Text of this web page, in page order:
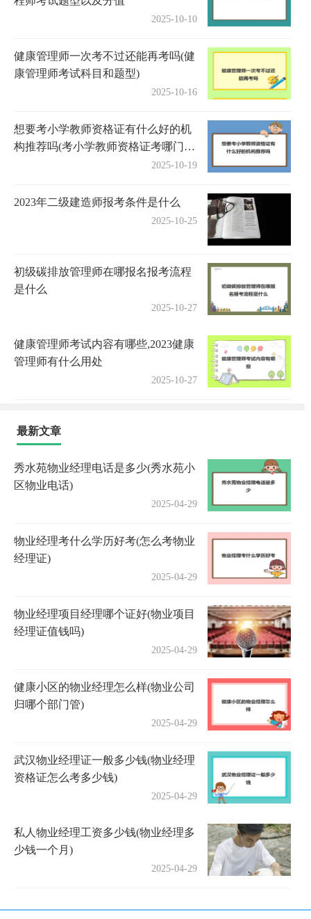
2025-10-10
健康管理师一次考不过还能再考吗(健
康管理师考试科目和题型)
2025-10-16
想要考小学教师资格证有什么好的机
构推荐吗(考小学教师资格证考哪门更
2025-10-19
2023年二级建造师报考条件是什么
2025-10-25
初级碳排放管理师在哪报名报考流程
是什么
2025-10-27
健康管理师考试内容有哪些,2023健康
管理师有什么用处
2025-10-27
最新文章
秀水苑物业经理电话是多少(秀水苑小
区物业电话)
2025-04-29
物业经理考什么学历好考(怎么考物业
经理证)
2025-04-29
物业经理项目经理哪个证好(物业项目
经理证值钱吗)
2025-04-29
健康小区的物业经理怎么样(物业公司
归哪个部门管)
2025-04-29
武汉物业经理证一般多少钱(物业经理
资格证怎么考多少钱)
2025-04-29
私人物业经理工资多少钱(物业经理多
少钱一个月)
2025-04-29